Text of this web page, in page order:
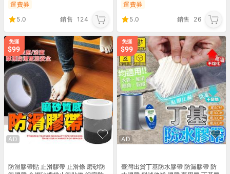
運費券
5.0
銷售 124
運費券
5.0
銷售 26
AD
防滑膠帶貼 止滑膠帶 止滑條 磨砂防
AD
臺灣出貨丁基防水膠帶 防漏膠帶 防